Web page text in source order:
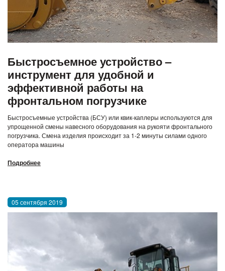
Быстросъемное устройство –
инструмент для удобной и
эффективной работы на
фронтальном погрузчике
Быстросъемные устройства (БСУ) или квик-каплеры используются для
упрощенной смены навесного оборудования на рукояти фронтального
погрузчика. Смена изделия происходит за 1-2 минуты силами одного
оператора машины
Подробнее
05 сентября 2019